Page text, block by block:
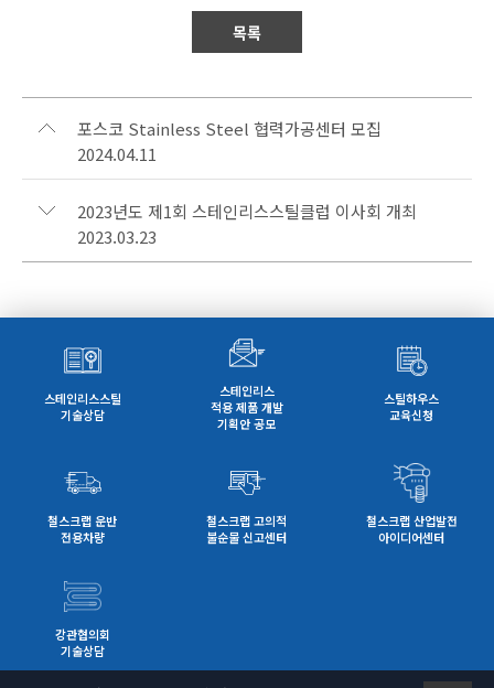
목록
포스코 Stainless Steel 협력가공센터 모집
2024.04.11
2023년도 제1회 스테인리스스틸클럽 이사회 개최
2023.03.23
스테인리스스틸
기술상담
스테인리스
적용 제품 개발
기획안 공모
스틸하우스
교육신청
철스크랩 운반
전용차량
철스크랩 고의적
불순물 신고센터
철스크랩 산업발전
아이디어센터
강관협의회
기술상담